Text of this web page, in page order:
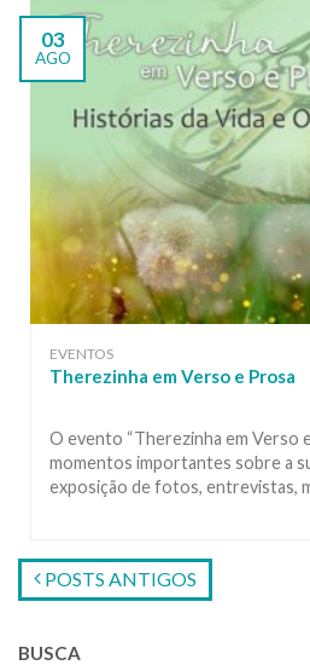
03
AGO
EVENTOS
Therezinha em Verso e Prosa
O evento “Therezinha em Verso
momentos importantes sobre a
exposição de fotos, entrevistas,
POSTS ANTIGOS
BUSCA